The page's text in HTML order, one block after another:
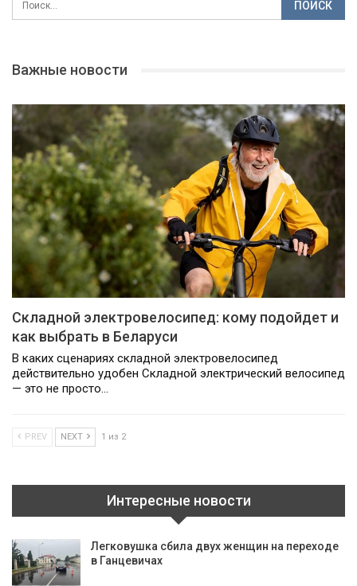
Важные новости
Складной электровелосипед: кому подойдет и
как выбрать в Беларуси
В каких сценариях складной электровелосипед
действительно удобен Складной электрический велосипед
— это не просто…
PREV NEXT 1 из 2
Интересные новости
Легковушка сбила двух женщин на переходе
в Ганцевичах